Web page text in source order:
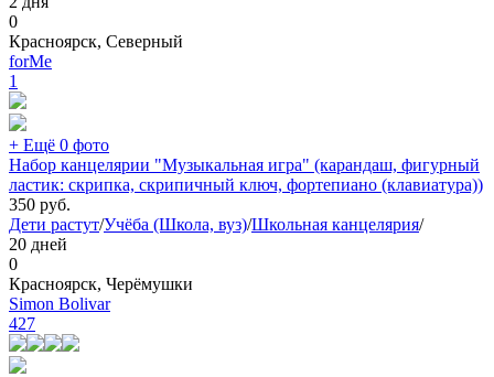
0
Красноярск, Северный
forMe
1
+ Ещё 0 фото
Набор канцелярии "Музыкальная игра" (карандаш, фигурный
ластик: скрипка, скрипичный ключ, фортепиано (клавиатура))
350 руб.
Дети растут/Учёба (Школа, вуз)/Школьная канцелярия/
20 дней
0
Красноярск, Черёмушки
Simon Bolivar
427